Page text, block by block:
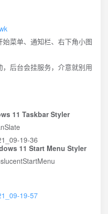
菜单、通知栏、右下角小图
后台会挂服务，介意就别用
11 Taskbar Styler
11 Start Menu Styler